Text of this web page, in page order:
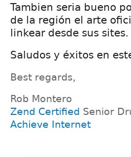
Tambien seria bueno
de la región el arte
linkear desde sus sites.
Saludos y éxitos en
Best regards,
Rob Montero
Zend Certified Senior
Achieve Internet